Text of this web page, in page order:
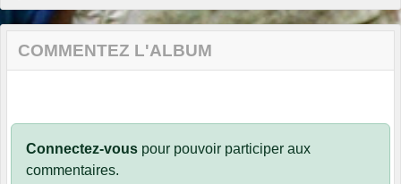
COMMENTEZ L'ALBUM
Connectez-vous pour pouvoir participer aux
commentaires.